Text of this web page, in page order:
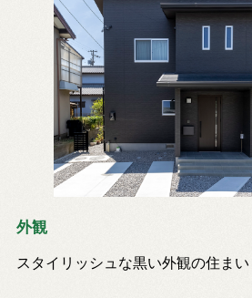
外観
スタイリッシュな黒い外観の住まい